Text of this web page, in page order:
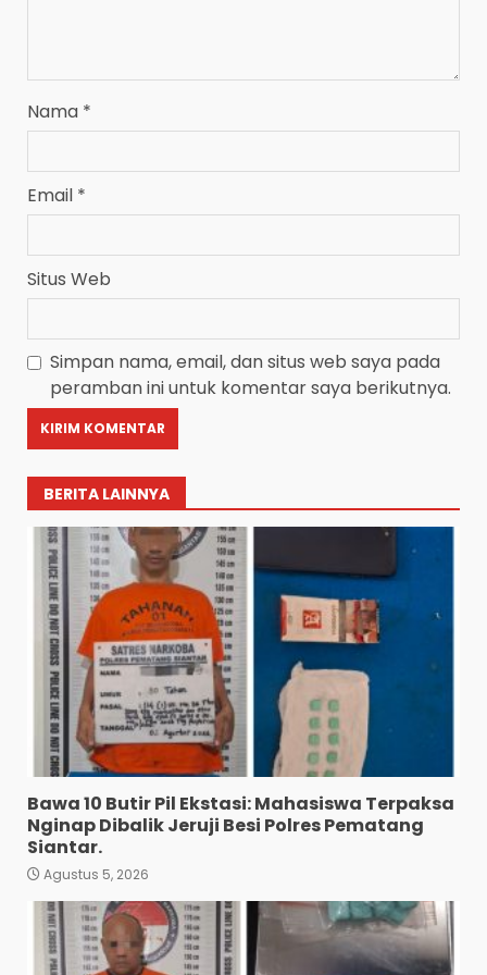
Nama *
Email *
Situs Web
Simpan nama, email, dan situs web saya pada
peramban ini untuk komentar saya berikutnya.
BERITA LAINNYA
Bawa 10 Butir Pil Ekstasi: Mahasiswa Terpaksa
Nginap Dibalik Jeruji Besi Polres Pematang
Siantar.
Agustus 5, 2026
3
Anak Diduga Diringkus
Polsek Siantar Utara.
Agustus 5, 2026